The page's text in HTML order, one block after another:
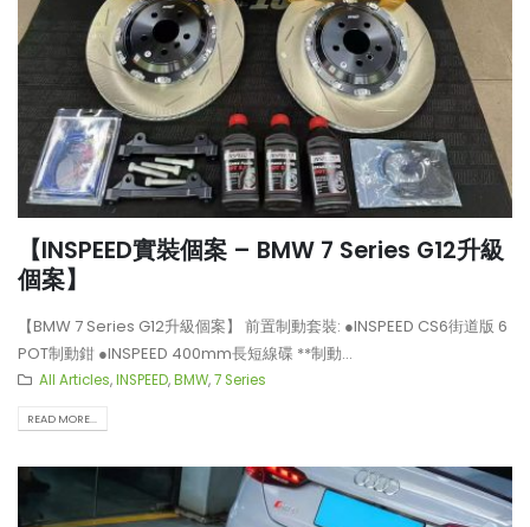
【INSPEED實裝個案 – BMW 7 Series G12升級
個案】
【BMW 7 Series G12升級個案】 前置制動套裝: ●INSPEED CS6街道版 6
POT制動鉗 ●INSPEED 400mm長短線碟 **制動...
All Articles,INSPEED,BMW,7 Series
READ MORE...